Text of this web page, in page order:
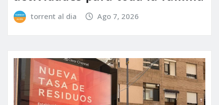
torrent al dia Ago 7, 2026